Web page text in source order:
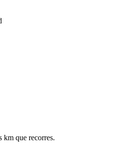
km que recorres.